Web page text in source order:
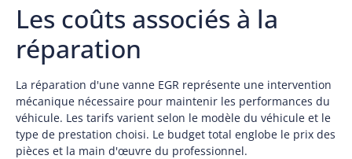
Les coûts associés à la
réparation
La réparation d'une vanne EGR représente une intervention
mécanique nécessaire pour maintenir les performances du
véhicule. Les tarifs varient selon le modèle du véhicule et le
type de prestation choisi. Le budget total englobe le prix des
pièces et la main d'œuvre du professionnel.